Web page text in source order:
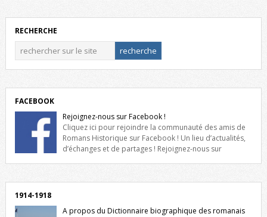
RECHERCHE
FACEBOOK
Rejoignez-nous sur Facebook !
Cliquez ici pour rejoindre la communauté des amis de
Romans Historique sur Facebook ! Un lieu d’actualités,
d’échanges et de partages ! Rejoignez-nous sur
1914-1918
A propos du Dictionnaire biographique des romanais